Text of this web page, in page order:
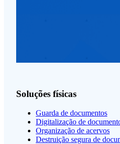
Soluções físicas
Guarda de documentos
Digitalização de
Organização de acervos
Destruição segura de